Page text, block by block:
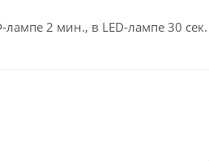
2 мин., в LED-лампе 30 сек.